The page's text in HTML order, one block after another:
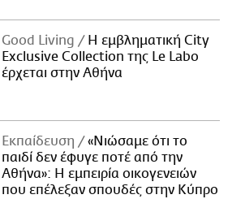
Good Living
Η εμβληματική City
Exclusive Collection της Le Labo
έρχεται στην Αθήνα
Εκπαίδευση
«Νιώσαμε ότι το
παιδί δεν έφυγε ποτέ από την
Αθήνα»: Η εμπειρία οικογενειών
που επέλεξαν σπουδές στην Κύπρο